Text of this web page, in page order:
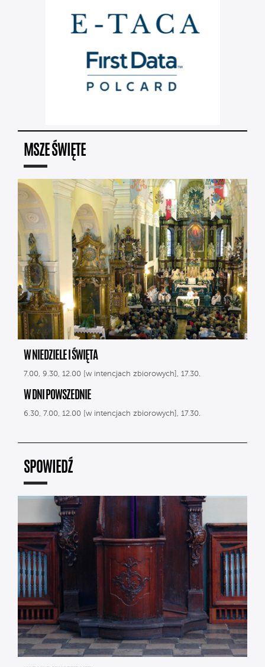
MSZE ŚWIĘTE
W NIEDZIELE I ŚWIĘTA
7.00, 9.30, 12.00 [w intencjach zbiorowych], 17.30.
W DNI POWSZEDNIE
6.30, 7.00, 12.00 [w intencjach zbiorowych], 17.30.
SPOWIEDŹ